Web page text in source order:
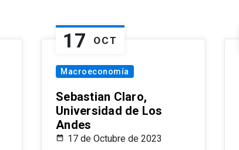
17 OCT
Macroeconomía
Sebastian Claro,
Universidad de Los
Andes
17 de Octubre de 2023